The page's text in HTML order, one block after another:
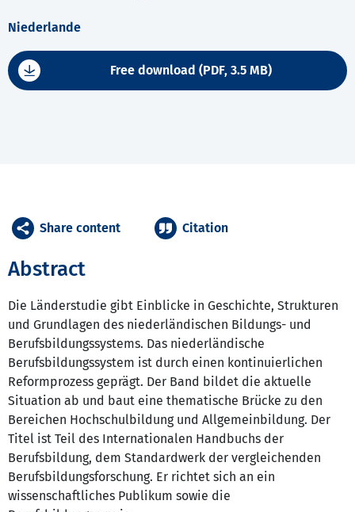
Niederlande
Free download (PDF, 3.5 MB)
Abstract
Die Länderstudie gibt Einblicke in Geschichte, Strukturen
und Grundlagen des niederländischen Bildungs- und
Berufsbildungssystems. Das niederländische
Berufsbildungssystem ist durch einen kontinuierlichen
Reformprozess geprägt. Der Band bildet die aktuelle
Situation ab und baut eine thematische Brücke zu den
Bereichen Hochschulbildung und Allgemeinbildung. Der
Titel ist Teil des Internationalen Handbuchs der
Berufsbildung, dem Standardwerk der vergleichenden
Berufsbildungsforschung. Er richtet sich an ein
wissenschaftliches Publikum sowie die
Share content Citation